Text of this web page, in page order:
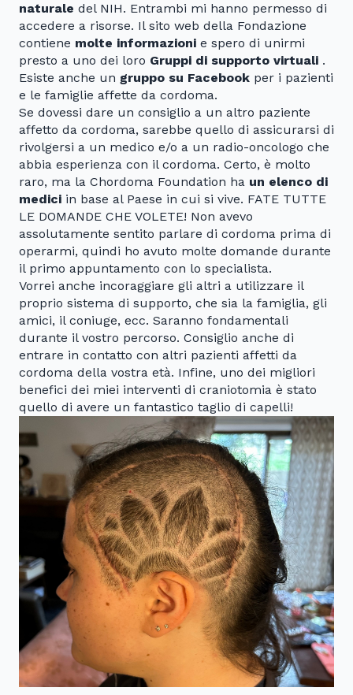
naturale del NIH. Entrambi mi hanno permesso di
accedere a risorse. Il sito web della Fondazione
contiene molte informazioni e spero di unirmi
presto a uno dei loro Gruppi di supporto virtuali .
Esiste anche un gruppo su Facebook per i pazienti
e le famiglie affette da cordoma.
Se dovessi dare un consiglio a un altro paziente
affetto da cordoma, sarebbe quello di assicurarsi di
rivolgersi a un medico e/o a un radio-oncologo che
abbia esperienza con il cordoma. Certo, è molto
raro, ma la Chordoma Foundation ha un elenco di
medici in base al Paese in cui si vive. FATE TUTTE
LE DOMANDE CHE VOLETE! Non avevo
assolutamente sentito parlare di cordoma prima di
operarmi, quindi ho avuto molte domande durante
il primo appuntamento con lo specialista.
Vorrei anche incoraggiare gli altri a utilizzare il
proprio sistema di supporto, che sia la famiglia, gli
amici, il coniuge, ecc. Saranno fondamentali
durante il vostro percorso. Consiglio anche di
entrare in contatto con altri pazienti affetti da
cordoma della vostra età. Infine, uno dei migliori
benefici dei miei interventi di craniotomia è stato
quello di avere un fantastico taglio di capelli!